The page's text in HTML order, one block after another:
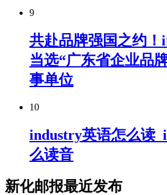
9
共赴品牌强国之约！
当选“广东省企业品
事单位
10
industry英语怎么读
么读音
新化邮报最近发布